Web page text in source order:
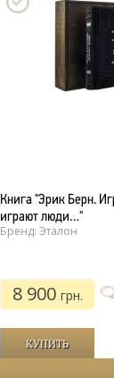
Книга "Эрик Берн.
играют люди…"
Бренд: Эталон
8 900 грн.